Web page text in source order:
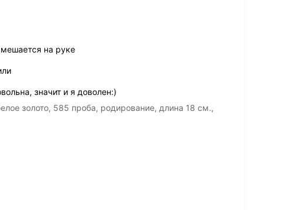
на руке
значит и я доволен:)
золото, 585 проба, родирование, длина 18 см.,